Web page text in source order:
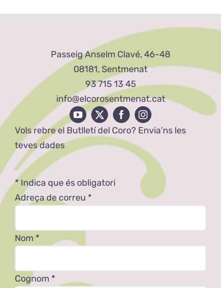
Passeig Anselm Clavé, 46-48
08181, Sentmenat
93 715 13 45
info@elcorosentmenat.cat
Vols rebre el Butlletí del Coro? Envia’ns les
teves dades
* Indica que és obligatori
Adreça de correu *
Nom *
Cognom *